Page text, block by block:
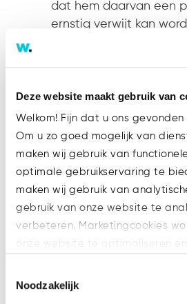
Deze website maakt gebruik van
Welkom! Fijn dat u ons
Om u zo goed mogelijk van
maken wij gebruik van
optimale gebruikservaring te
maken wij gebruik van
gebruik van onze website te
verbeteren. Marketingcookies
Welke cookies wij gebruiken,
hieronder. Mocht u meer
Noodzakelijk
dat hem daarvan een
ernstig verwijt kan
Niet buitensporig
zichzelf heeft betaald.
vreemd: hij had ervoor
op grond van de
er recht op. Het bedrag
keer € 6.610) vindt de
maand kreeg. Die